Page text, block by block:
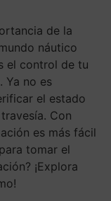
de la
náutico
el control de tu
Ya no es
el estado
Con
es más fácil
tomar el
¡Explora